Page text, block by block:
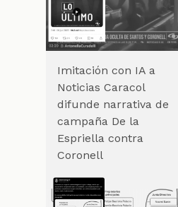
Imitación con IA a
Noticias Caracol
difunde narrativa de
campaña De la
Espriella contra
Coronell